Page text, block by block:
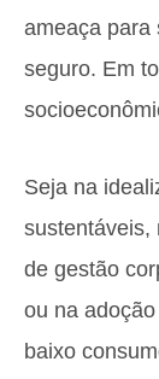
ameaça para
seguro. Em
Seja na
sustentáveis,
de gestão
ou na
baixo